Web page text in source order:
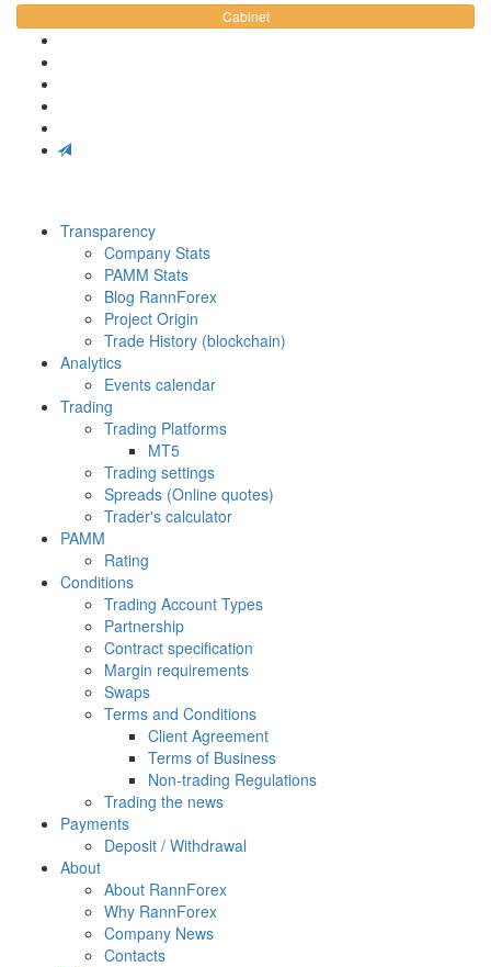
Cabinet
Transparency
Company Stats
PAMM Stats
Blog RannForex
Project Origin
Trade History (blockchain)
Analytics
Events calendar
Trading
Trading Platforms
MT5
Trading settings
Spreads (Online quotes)
Trader's calculator
PAMM
Rating
Conditions
Trading Account Types
Partnership
Contract specification
Margin requirements
Swaps
Terms and Conditions
Client Agreement
Terms of Business
Non-trading Regulations
Trading the news
Payments
Deposit / Withdrawal
About
About RannForex
Why RannForex
Company News
Contacts